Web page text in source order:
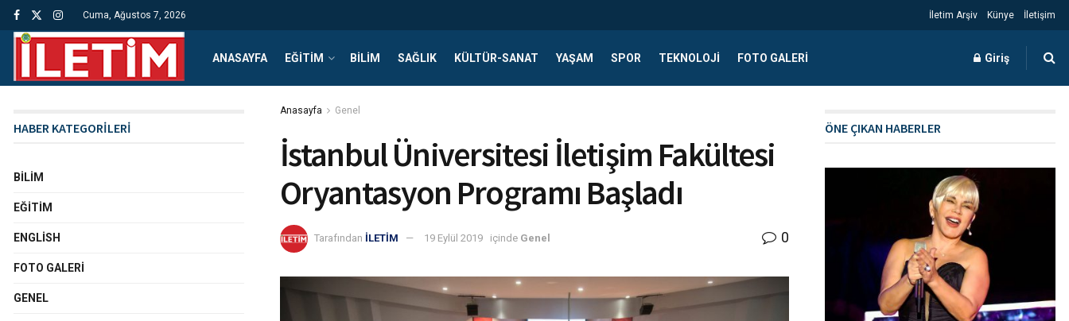
Cuma, Ağustos 7, 2026 İletim Arşiv Künye İletişim
ANASAYFA EĞITIM BILIM SAĞLIK KÜLTÜR-SANAT YAŞAM SPOR TEKNOLOJI FOTO GALERI Giriş
Anasayfa Genel
İstanbul Üniversitesi İletişim Fakültesi
Oryantasyon Programı Başladı
Tarafından İLETİM 19 Eylül 2019 içinde Genel 0
HABER KATEGORİLERİ
BILIM
EĞITIM
ENGLISH
FOTO GALERI
GENEL
ÖNE ÇIKAN HABERLER